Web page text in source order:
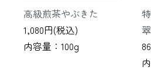
高級煎茶やぶきた
1,080円(税込)
内容量：100g
翠